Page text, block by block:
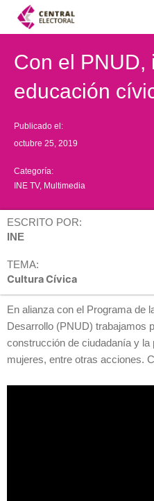
Con el PNUD,
educación
Publicado el:
octubre 25, 2019
Categoría:
INE TV, Multimedia
ESCRITO POR:
INE
TEMA:
Cultura Cívica
En alianza con el Programa de
Desarrollo (PNUD) trabajamos
construcción de ciudadanía y la
mujeres, entre otras acciones.